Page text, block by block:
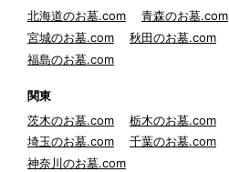
北海道のお墓.com
青森のお墓.com
宮城のお墓.com
秋田のお墓.com
福島のお墓.com
関東
茨木のお墓.com
栃木のお墓.com
埼玉のお墓.com
千葉のお墓.com
神奈川のお墓.com